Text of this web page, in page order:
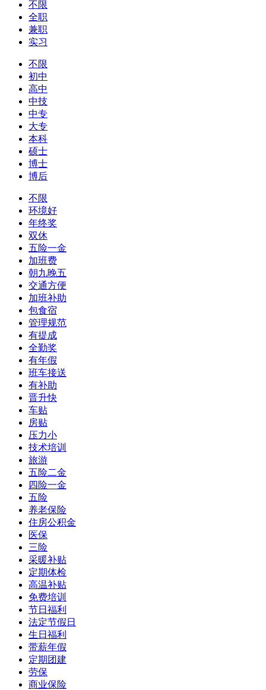
不限
全职
兼职
实习
不限
初中
高中
中技
中专
大专
本科
硕士
博士
博后
不限
环境好
年终奖
双休
五险一金
加班费
朝九晚五
交通方便
加班补助
包食宿
管理规范
有提成
全勤奖
有年假
班车接送
有补助
晋升快
车贴
房贴
压力小
技术培训
旅游
五险二金
四险一金
五险
养老保险
住房公积金
医保
三险
采暖补贴
定期体检
高温补贴
免费培训
节日福利
法定节假日
生日福利
带薪年假
定期团建
劳保
商业保险